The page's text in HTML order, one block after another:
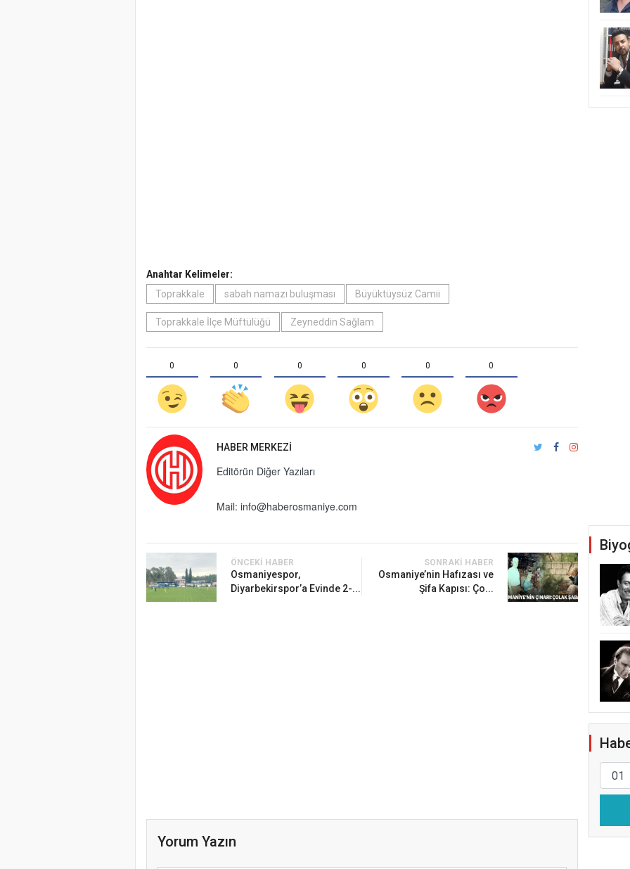
Anahtar Kelimeler:
Toprakkale
sabah namazı buluşması Büyüktüysüz Camii
Toprakkale İlçe Müftülüğü Zeyneddin Sağlam
0 0 0 0 0 0
HABER MERKEZI
Editörün Diğer Yazıları
Mail: info@haberosmaniye.com
ÖNCEKI HABER
Osmaniyespor,
Diyarbekirspor’a Evinde 2-...
SONRAKI HABER
Osmaniye’nin Hafızası ve
Şifa Kapısı: Ço...
Yorum Yazın